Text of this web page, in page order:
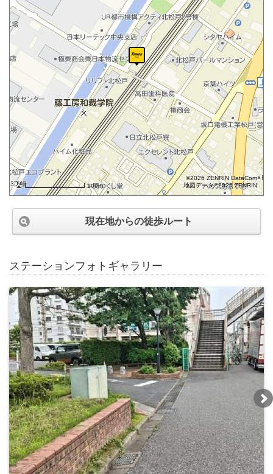
100m
©2026 ZENRIN DataCom
地図データ©2026 ZENRIN
現在地からの徒歩ルート
ステーションフォトギャラリー